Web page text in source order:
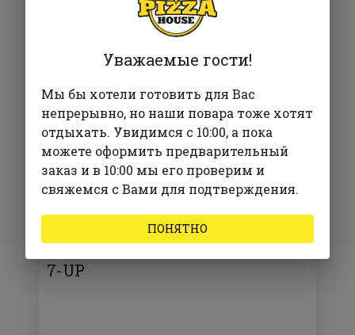
7-UP
Уважаемые гости!
Мы бы хотели готовить для Вас
непрерывно, но наши повара тоже хотят
отдыхать. Увидимся с 10:00, а пока
можете оформить предварительный
заказ и в 10:00 мы его проверим и
свяжемся с Вами для подтверждения.
ПОНЯТНО